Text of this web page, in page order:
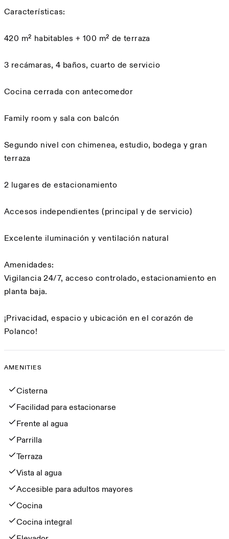
Características:
420 m² habitables + 100 m² de terraza
3 recámaras, 4 baños, cuarto de servicio
Cocina cerrada con antecomedor
Family room y sala con balcón
Segundo nivel con chimenea, estudio, bodega y gran
terraza
2 lugares de estacionamiento
Accesos independientes (principal y de servicio)
Excelente iluminación y ventilación natural
Amenidades:
Vigilancia 24/7, acceso controlado, estacionamiento en
planta baja.
¡Privacidad, espacio y ubicación en el corazón de
Polanco!
Amenities
AMENITIES
Cisterna
Facilidad para estacionarse
Frente al agua
Parrilla
Terraza
Vista al agua
Accesible para adultos mayores
Cocina
Cocina integral